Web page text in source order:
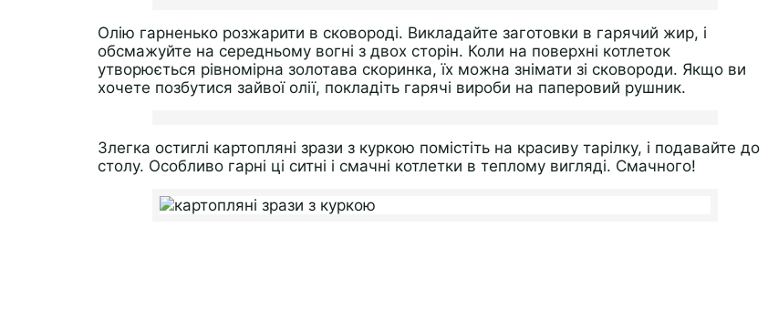
Олію гарненько розжарити в сковороді. Викладайте заготовки в гарячий жир, і
обсмажуйте на середньому вогні з двох сторін. Коли на поверхні котлеток
утворюється рівномірна золотава скоринка, їх можна знімати зі сковороди. Якщо ви
хочете позбутися зайвої олії, покладіть гарячі вироби на паперовий рушник.
Злегка остиглі картопляні зрази з куркою помістіть на красиву тарілку, і подавайте до
столу. Особливо гарні ці ситні і смачні котлетки в теплому вигляді. Смачного!